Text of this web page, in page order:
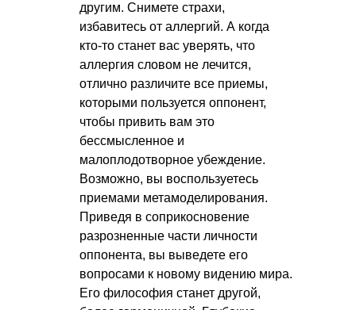
другим. Снимете страхи,
избавитесь от аллергий. А когда
кто-то станет вас уверять, что
аллергия словом не лечится,
отлично различите все приемы,
которыми пользуется оппонент,
чтобы привить вам это
бессмысленное и
малоплодотворное убеждение.
Возможно, вы воспользуетесь
приемами метамоделирования.
Приведя в соприкосновение
разрозненные части личности
оппонента, вы выведете его
вопросами к новому видению мира.
Его философия станет другой,